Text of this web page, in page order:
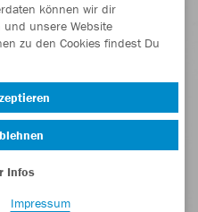
können wir dir
und unsere Website
zu den Cookies findest Du
Infos
Impressum